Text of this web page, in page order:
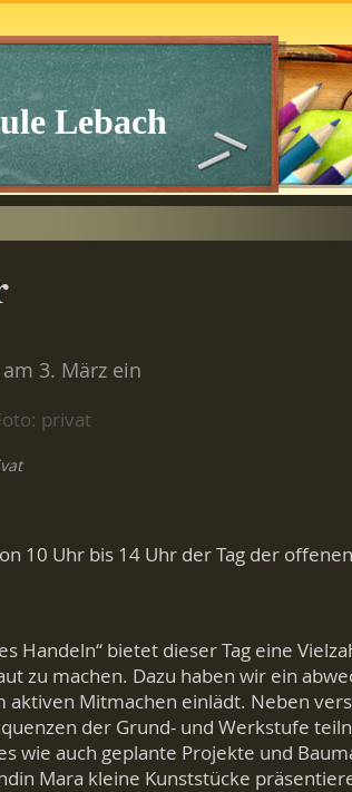
Lebach
3. März ein
10 Uhr bis 14 Uhr der Tag der
Handeln“ bietet dieser Tag eine
zu machen. Dazu haben wir ein
aktiven Mitmachen einlädt. Neben
der Grund- und Werkstufe
wie auch geplante Projekte und
Mara kleine Kunststücke